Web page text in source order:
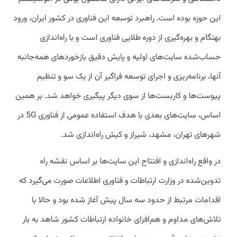
این حوزه بوده است. راهبرد توسعه این فناوری در کشور ایران، ورود
بهنگام و بهره‌گیری از دوره طلایی فناوری است و با راه‌اندازی
حساب‌شده سایت‌های اولیه و پایش دقیق بازخوردهای همه‌جانبه
آنها، برنامه‌ریزی و اجرای توسعه فراگیر آن از یک ‌سو و تنظیم
پیوست‌ها و کاربست‌ها از سوی دیگر پیگیری خواهد شد. بر همین
اساس، سایت‌های بعدی با هدف استفاده عمومی از فناوری 5G در
شهرهای تهران، مشهد، شیراز و کیش راه‌اندازی شد.
در واقع راه‌اندازی و افتتاح این سایت‌ها بر اساس نقشه راه
تدوین‌شده در وزارت ارتباطات و فناوری اطلاعات صورت می‌گیرد که
اقدامات مرتبط از حدود سه سال پیش آغاز شده بود و حالا با
تلاش‌های مداوم و هم‌افزای خانواده ارتباطات کشور شاهد به بار